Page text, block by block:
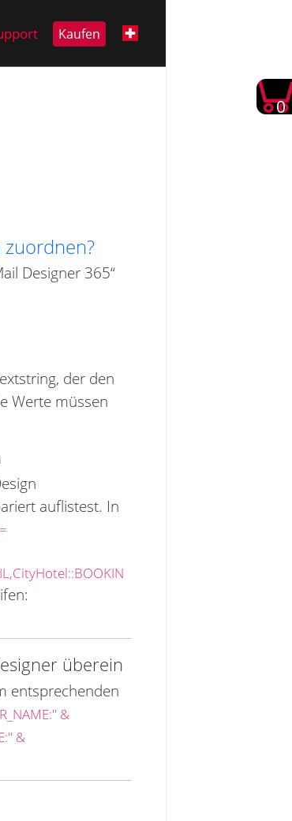
Kaufen
0
Designer 365“
der den
Werte müssen
auflistest. In
überein
entsprechenden
&
&